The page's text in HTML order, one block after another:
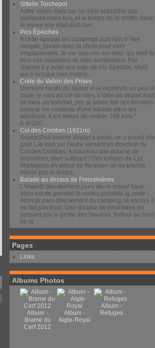
Sittelle Torchepot
Autre voisin mais qui ne s'est approché que
quelques rares fois, et le temps de la mettre dans
le viseur elle était déjà loin.
Pics Épeiches
A cette époque les campings sont loin d' être
remplis, j'avais donc le choix pour mon
emplacement. Je me suis mis sur celui qui était le
plus loin possibles de mes semblables. Par
chance il y avait une loge de Pic Epeiche. Voilà
qui a occupé mes matins...
Crète du Vallon des Prises
Dernière rando du séjour et je reprends un peu la
route, je vais au col de Vars. L'idée de départ était
de faire un sommet, j'en ai assez fait ces derniers
jours je me contente d'une balade dans les
alentours. Il est temps de rentrer, 766 kms *
6.4l/100...
Col des Combes (1621m)
Aujourd'hui encore départ à pieds, on y prend vite
goût ! Je vais sur l'autre versant en direction du
Col des Combes. A nouveau une dizaine de
kilomètres, bien suffisant ! Des milliers de Lys
Martagons en début de floraison (je ne prends
même pas le temps...
Balade au dessus de Freissinières
L'objectif des derniers jours de ce séjour haut
alpin est de prendre le moins possible la route !
Alors je pars directement du camping, là encore il
ne fait pas froid. Une dizaine de kilomètres en
passant par la grotte des Vaudois. Retour au bord
de la...
Pages
Links
Albums Photos
Album -
Brame du
Cerf 2012
Album -
Aigle-Royal
Album -
Refuges